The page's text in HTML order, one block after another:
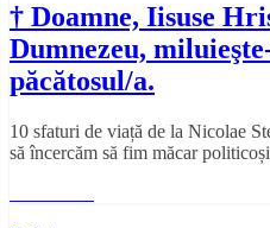
† Doamne, Iisuse
Dumnezeu,
păcătosul/a.
10 sfaturi de viață de la Nicolae
să încercăm să fim măcar